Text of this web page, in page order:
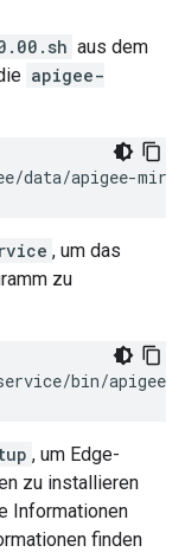
aus dem
apigee-
data/apigee-
, um das
zu
bin/
, um Edge-
zu installieren
Informationen
finden